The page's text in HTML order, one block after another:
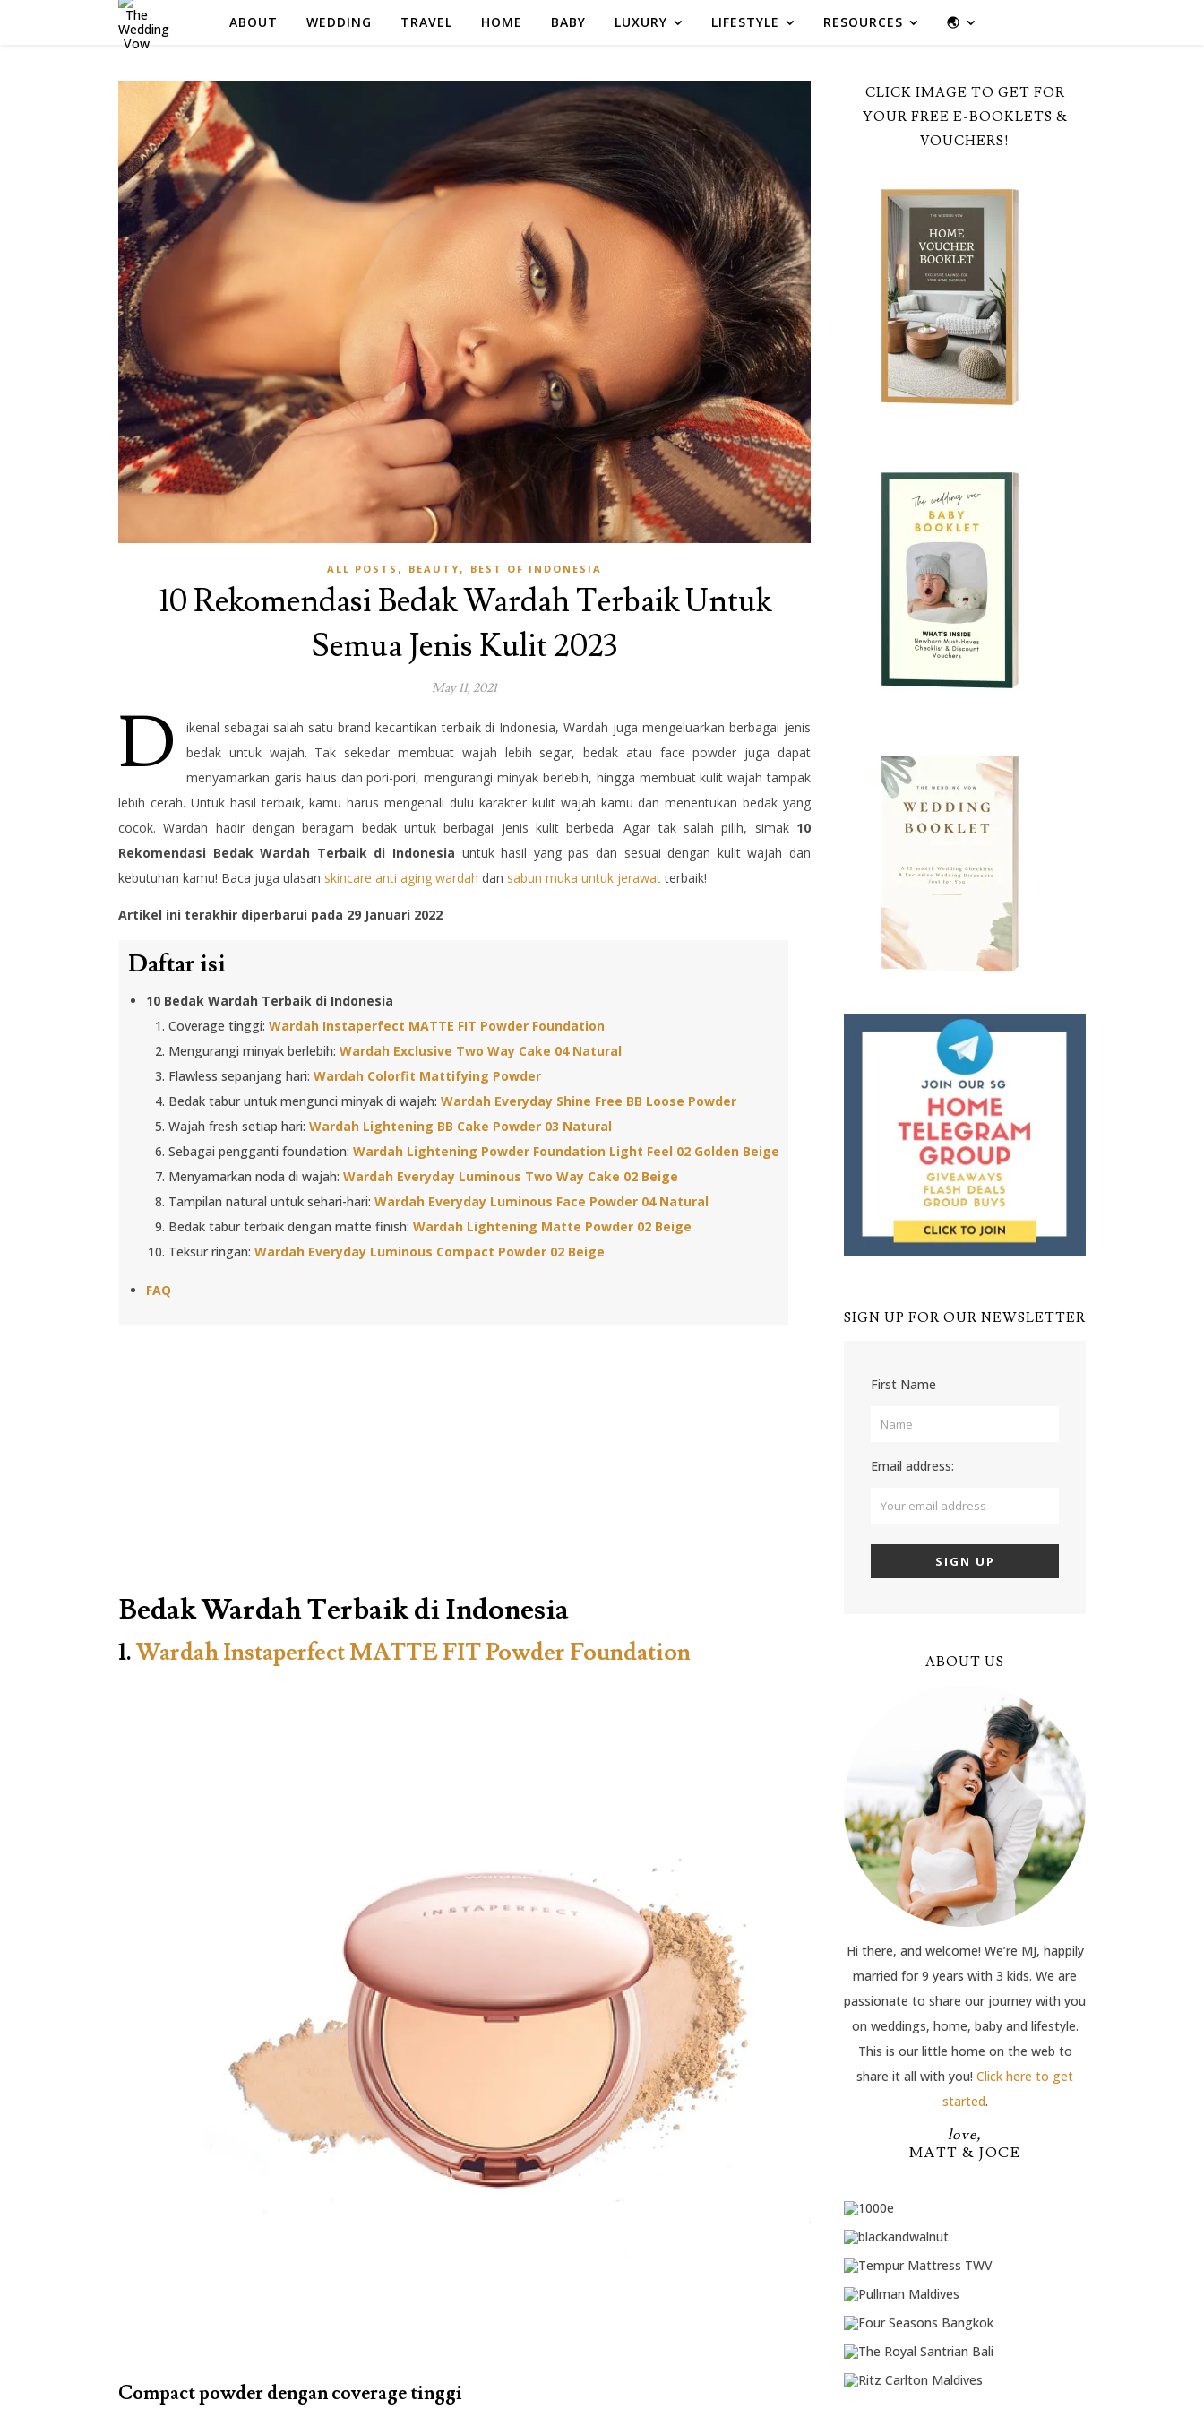
ABOUT WEDDING TRAVEL HOME BABY LUXURY LIFESTYLE RESOURCES 🌏
ALL POSTS , BEAUTY , BEST OF INDONESIA
10 Rekomendasi Bedak Wardah Terbaik Untuk
Semua Jenis Kulit 2023
May 11, 2021
D
ikenal sebagai salah satu brand kecantikan terbaik di Indonesia, Wardah juga mengeluarkan berbagai jenis
bedak untuk wajah. Tak sekedar membuat wajah lebih segar, bedak atau face powder juga dapat
menyamarkan garis halus dan pori-pori, mengurangi minyak berlebih, hingga membuat kulit wajah tampak
lebih cerah. Untuk hasil terbaik, kamu harus mengenali dulu karakter kulit wajah kamu dan menentukan bedak yang
cocok. Wardah hadir dengan beragam bedak untuk berbagai jenis kulit berbeda. Agar tak salah pilih, simak 10
Rekomendasi Bedak Wardah Terbaik di Indonesia untuk hasil yang pas dan sesuai dengan kulit wajah dan
kebutuhan kamu! Baca juga ulasan skincare anti aging wardah dan sabun muka untuk jerawatterbaik!
Artikel ini terakhir diperbarui pada 29 Januari 2022
Daftar isi
10 Bedak Wardah Terbaik di Indonesia
Coverage tinggi: Wardah Instaperfect MATTE FIT Powder Foundation
Mengurangi minyak berlebih: Wardah Exclusive Two Way Cake 04 Natural
Flawless sepanjang hari: Wardah Colorfit Mattifying Powder
Bedak tabur untuk mengunci minyak di wajah: Wardah Everyday Shine Free BB Loose Powder
Wajah fresh setiap hari: Wardah Lightening BB Cake Powder 03 Natural
Sebagai pengganti foundation: Wardah Lightening Powder Foundation Light Feel 02 Golden Beige
Menyamarkan noda di wajah: Wardah Everyday Luminous Two Way Cake 02 Beige
Tampilan natural untuk sehari-hari: Wardah Everyday Luminous Face Powder 04 Natural
Bedak tabur terbaik dengan matte finish: Wardah Lightening Matte Powder 02 Beige
Teksur ringan: Wardah Everyday Luminous Compact Powder 02 Beige
FAQ
Bedak Wardah Terbaik di Indonesia
1.Wardah Instaperfect MATTE FIT Powder Foundation
Compact powder dengan coverage tinggi
CLICK IMAGE TO GET FOR
YOUR FREE E-BOOKLETS &
VOUCHERS!
SIGN UP FOR OUR NEWSLETTER
First Name
Email address:
ABOUT US
Hi there, and welcome! We’re MJ, happily
married for 9 years with 3 kids. We are
passionate to share our journey with you
on weddings, home, baby and lifestyle.
This is our little home on the web to
share it all with you! Click here to get
started.
love,
MATT & JOCE